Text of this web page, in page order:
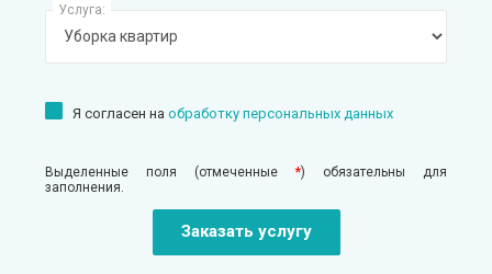
Услуга:
Я согласен на обработку персональных данных
Выделенные поля (отмеченные *) обязательны для
заполнения.